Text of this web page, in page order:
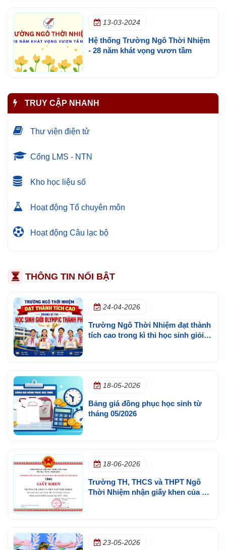
13-03-2024
Hệ thống Trường Ngô Thời Nhiệm
- 28 năm khát vọng vươn tầm
TRUY CẬP NHANH
Thư viện điện tử
Cổng LMS - NTN
Kho học liệu số
Hoạt động Tổ chuyên môn
Hoạt động Câu lạc bộ
THÔNG TIN NỔI BẬT
24-04-2026
Trường Ngô Thời Nhiệm đạt thành
tích cao trong kì thi học sinh giỏi
18-05-2026
Bảng giá đồng phục học sinh từ
tháng 05/2026
18-06-2026
Trường TH, THCS và THPT Ngô
Thời Nhiệm nhận giấy khen của Sở
23-05-2026